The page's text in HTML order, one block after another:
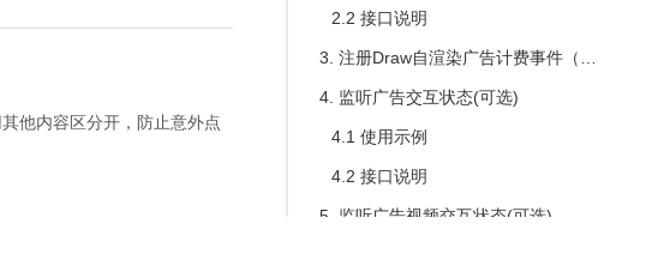
他内容区分开，防止意外点
2.2 接口说明
4. 监听广告交互状态(可选)
4.1 使用示例
4.2 接口说明
5. 监听广告视频交互状态(可选)